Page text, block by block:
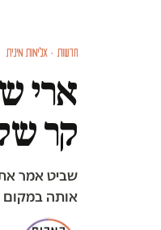
חדשות · אלימות מינית
ארי
קר
שביט אמר
אותה במקום